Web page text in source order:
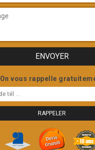
On vous rappelle